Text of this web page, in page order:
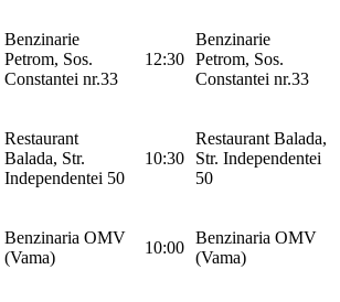
Benzinarie
Petrom, Sos.
Constantei nr.33
12:30
Benzinarie
Petrom, Sos.
Constantei nr.33
Restaurant
Balada, Str.
Independentei 50
10:30
Restaurant Balada,
Str. Independentei
50
Benzinaria OMV
(Vama)
10:00
Benzinaria OMV
(Vama)